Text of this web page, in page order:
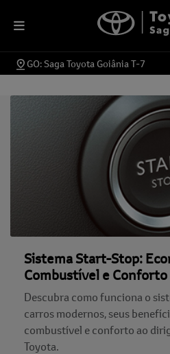
GO: Saga Toyota Goiânia T-7
Sistema Start-Stop:
Combustível e Conforto
Descubra como funciona o
carros modernos, seus
combustível e conforto ao
Toyota.